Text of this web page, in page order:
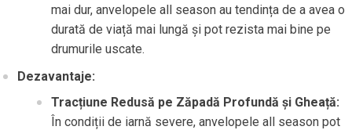
mai dur, anvelopele all season au tendința de a avea o
durată de viață mai lungă și pot rezista mai bine pe
drumurile uscate.
Dezavantaje:
Tracțiune Redusă pe Zăpadă Profundă și Gheață:
În condiții de iarnă severe, anvelopele all season pot